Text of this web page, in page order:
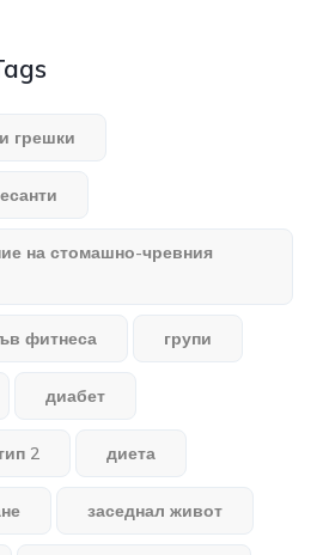
грешки
на стомашно-чревния
фитнеса групи
диабет
2 диета
заседнал живот